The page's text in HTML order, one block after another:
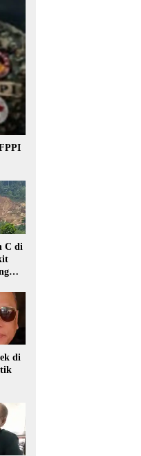
C di
di